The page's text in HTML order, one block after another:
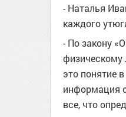
- Наталья
каждого
- По закону
физическому
это понятие
информация
все, что